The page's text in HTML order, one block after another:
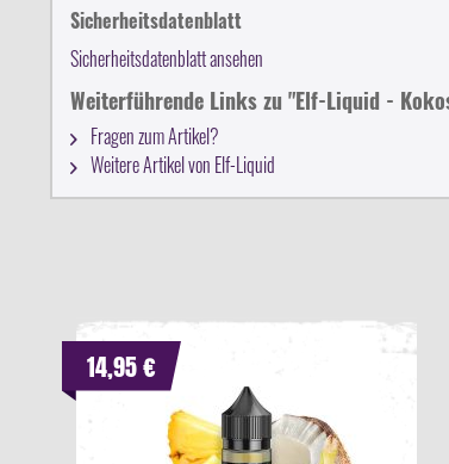
Sicherheitsdatenblatt
Sicherheitsdatenblatt ansehen
Weiterführende Links zu "Elf-Liquid -
Fragen zum Artikel?
Weitere Artikel von Elf-Liquid
14,95 €